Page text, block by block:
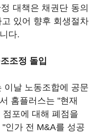
대책은 채권단 동의
있어 향후 회생절차
다.
조정 돌입
이날 노동조합에 공문
홈플러스는 "현재
포에 대해 폐점을
인가 전 M&A를 성공